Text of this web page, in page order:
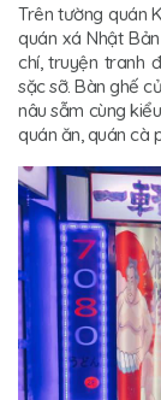
Trên tường quán
quán xá Nhật
chí, truyện tranh
sặc sỡ. Bàn ghế
nâu sẫm cùng
quán ăn, quán cà